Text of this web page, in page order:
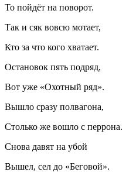
То пойдёт на поворот.
Так и сяк вовсю мотает,
Кто за что кого хватает.
Остановок пять подряд,
Вот уже «Охотный ряд».
Вышло сразу полвагона,
Столько же вошло с перрона.
Снова давят на убой
Вышел, сел до «Беговой».